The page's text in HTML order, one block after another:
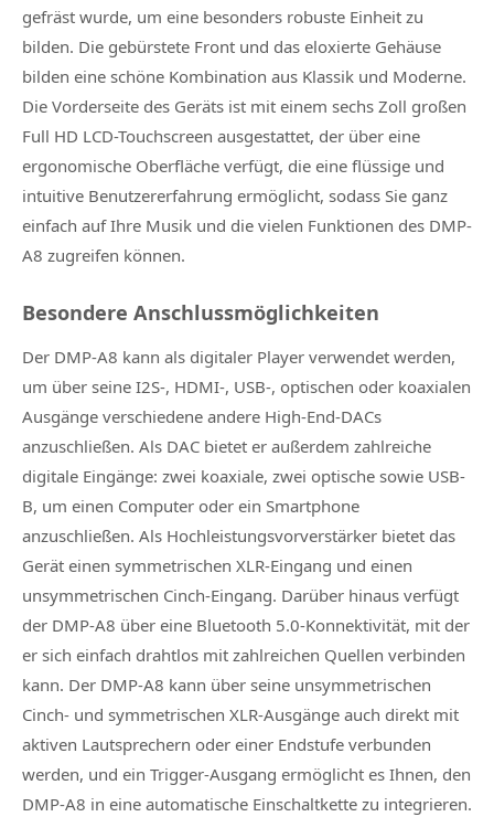
gefräst wurde, um eine besonders robuste Einheit zu
bilden. Die gebürstete Front und das eloxierte Gehäuse
bilden eine schöne Kombination aus Klassik und Moderne.
Die Vorderseite des Geräts ist mit einem sechs Zoll großen
Full HD LCD-Touchscreen ausgestattet, der über eine
ergonomische Oberfläche verfügt, die eine flüssige und
intuitive Benutzererfahrung ermöglicht, sodass Sie ganz
einfach auf Ihre Musik und die vielen Funktionen des DMP-
A8 zugreifen können.
Besondere Anschlussmöglichkeiten
Der DMP-A8 kann als digitaler Player verwendet werden,
um über seine I2S-, HDMI-, USB-, optischen oder koaxialen
Ausgänge verschiedene andere High-End-DACs
anzuschließen. Als DAC bietet er außerdem zahlreiche
digitale Eingänge: zwei koaxiale, zwei optische sowie USB-
B, um einen Computer oder ein Smartphone
anzuschließen. Als Hochleistungsvorverstärker bietet das
Gerät einen symmetrischen XLR-Eingang und einen
unsymmetrischen Cinch-Eingang. Darüber hinaus verfügt
der DMP-A8 über eine Bluetooth 5.0-Konnektivität, mit der
er sich einfach drahtlos mit zahlreichen Quellen verbinden
kann. Der DMP-A8 kann über seine unsymmetrischen
Cinch- und symmetrischen XLR-Ausgänge auch direkt mit
aktiven Lautsprechern oder einer Endstufe verbunden
werden, und ein Trigger-Ausgang ermöglicht es Ihnen, den
DMP-A8 in eine automatische Einschaltkette zu integrieren.